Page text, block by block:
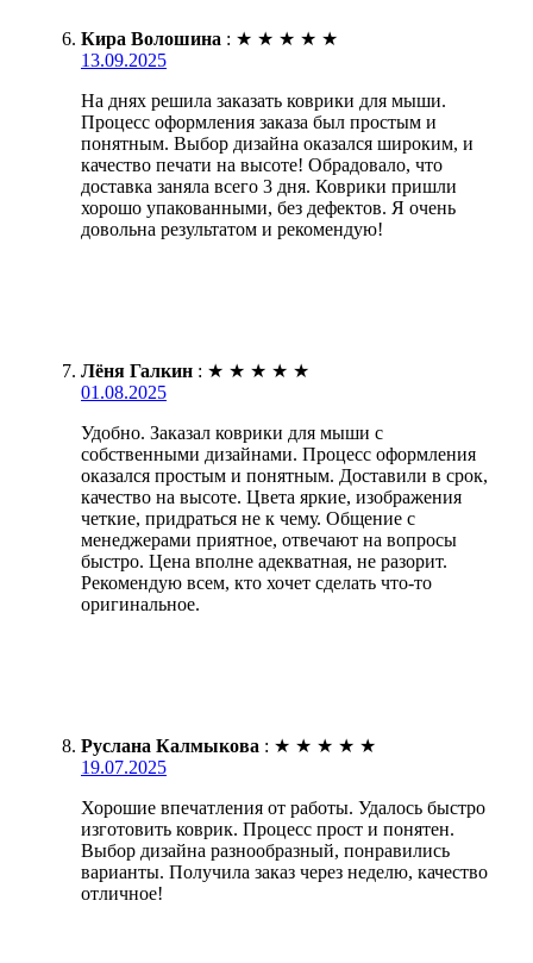
Кира Волошина : ★ ★ ★ ★ ★
13.09.2025
На днях решила заказать коврики для мыши.
Процесс оформления заказа был простым и
понятным. Выбор дизайна оказался широким, и
качество печати на высоте! Обрадовало, что
доставка заняла всего 3 дня. Коврики пришли
хорошо упакованными, без дефектов. Я очень
довольна результатом и рекомендую!
Лёня Галкин : ★ ★ ★ ★ ★
01.08.2025
Удобно. Заказал коврики для мыши с
собственными дизайнами. Процесс оформления
оказался простым и понятным. Доставили в срок,
качество на высоте. Цвета яркие, изображения
четкие, придраться не к чему. Общение с
менеджерами приятное, отвечают на вопросы
быстро. Цена вполне адекватная, не разорит.
Рекомендую всем, кто хочет сделать что-то
оригинальное.
Руслана Калмыкова : ★ ★ ★ ★ ★
19.07.2025
Хорошие впечатления от работы. Удалось быстро
изготовить коврик. Процесс прост и понятен.
Выбор дизайна разнообразный, понравились
варианты. Получила заказ через неделю, качество
отличное!